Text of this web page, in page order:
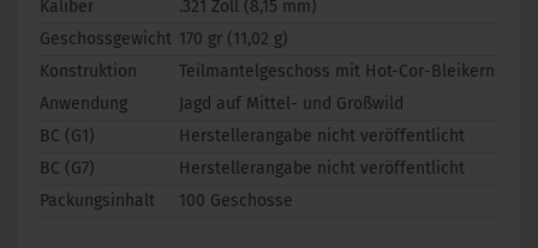
Kaliber
.321 Zoll (8,15 mm)
Geschossgewicht 170 gr (11,02 g)
Konstruktion
Teilmantelgeschoss mit Hot-Cor-Bleikern
Anwendung
Jagd auf Mittel- und Großwild
BC (G1)
Herstellerangabe nicht veröffentlicht
BC (G7)
Herstellerangabe nicht veröffentlicht
Packungsinhalt
100 Geschosse